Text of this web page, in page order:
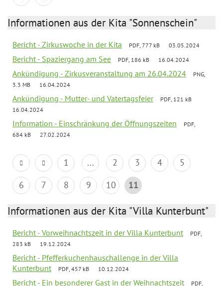
Informationen aus der Kita "Sonnenschein"
Bericht - Zirkuswoche in der Kita PDF, 777 kB 03.05.2024
Bericht - Spaziergang am See PDF, 186 kB 16.04.2024
Ankündigung - Zirkusveranstaltung am 26.04.2024
PNG,
3.3 MB
16.04.2024
Ankündigung - Mutter- und Vatertagsfeier
PDF, 121 kB
16.04.2024
Information - Einschränkung der Öffnungszeiten
PDF,
684 kB
27.02.2024
1 ... 2 3 4
5
6
7 8 9 10 11
Informationen aus der Kita "Villa Kunterbunt"
Bericht - Vorweihnachtszeit in der Villa Kunterbunt
PDF,
283 kB
19.12.2024
Bericht - Pfefferkuchenhauschallenge in der Villa
Kunterbunt
PDF, 457 kB 10.12.2024
Bericht - Ein besonderer Gast in der Weihnachtszeit PDF,